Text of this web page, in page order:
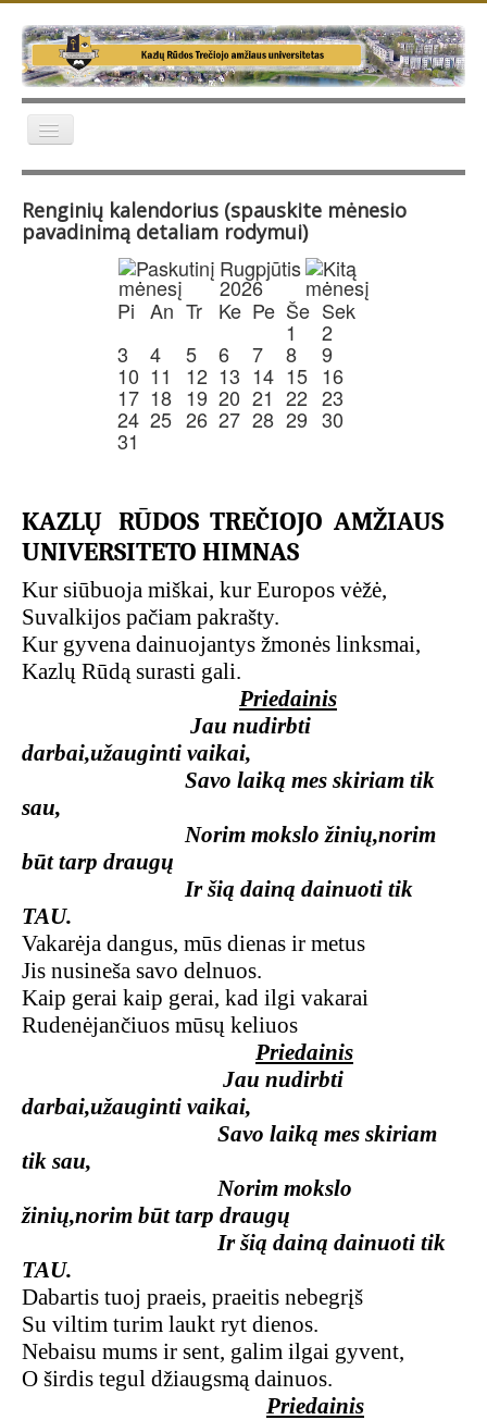
Naujienos
Apie TAU
Apie TAU žiniasklaidoje
Renginių kalendorius (spauskite mėnesio
pavadinimą detaliam rodymui)
Rugpjūtis
2026
Pi An Tr Ke Pe Še Sek
1 2
3 4 5 6 7 8 9
10 11 12 13 14 15 16
17 18 19 20 21 22 23
24 25 26 27 28 29 30
31
KAZLŲ RŪDOS TREČIOJO AMŽIAUS
UNIVERSITETO HIMNAS
Kur siūbuoja miškai, kur Europos vėžė,
Suvalkijos pačiam pakrašty.
Kur gyvena dainuojantys žmonės linksmai,
Kazlų Rūdą surasti gali.
Priedainis
Jau nudirbti
darbai,užauginti vaikai,
Savo laiką mes skiriam tik
sau,
Norim mokslo žinių,norim
būt tarp draugų
Ir šią dainą dainuoti tik
TAU.
Vakarėja dangus, mūs dienas ir metus
Jis nusineša savo delnuos.
Kaip gerai kaip gerai, kad ilgi vakarai
Rudenėjančiuos mūsų keliuos
Priedainis
Jau nudirbti
darbai,užauginti vaikai,
Savo laiką mes skiriam
tik sau,
Norim mokslo
žinių,norim būt tarp draugų
Ir šią dainą dainuoti tik
TAU.
Dabartis tuoj praeis, praeitis nebegrįš
Su viltim turim laukt ryt dienos.
Nebaisu mums ir sent, galim ilgai gyvent,
O širdis tegul džiaugsmą dainuos.
Priedainis